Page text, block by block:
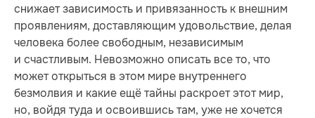
снижает зависимость и привязанность к внешним
проявлениям, доставляющим удовольствие, делая
человека более свободным, независимым
и счастливым. Невозможно описать все то, что
может открыться в этом мире внутреннего
безмолвия и какие ещё тайны раскроет этот мир,
но, войдя туда и освоившись там, уже не хочется